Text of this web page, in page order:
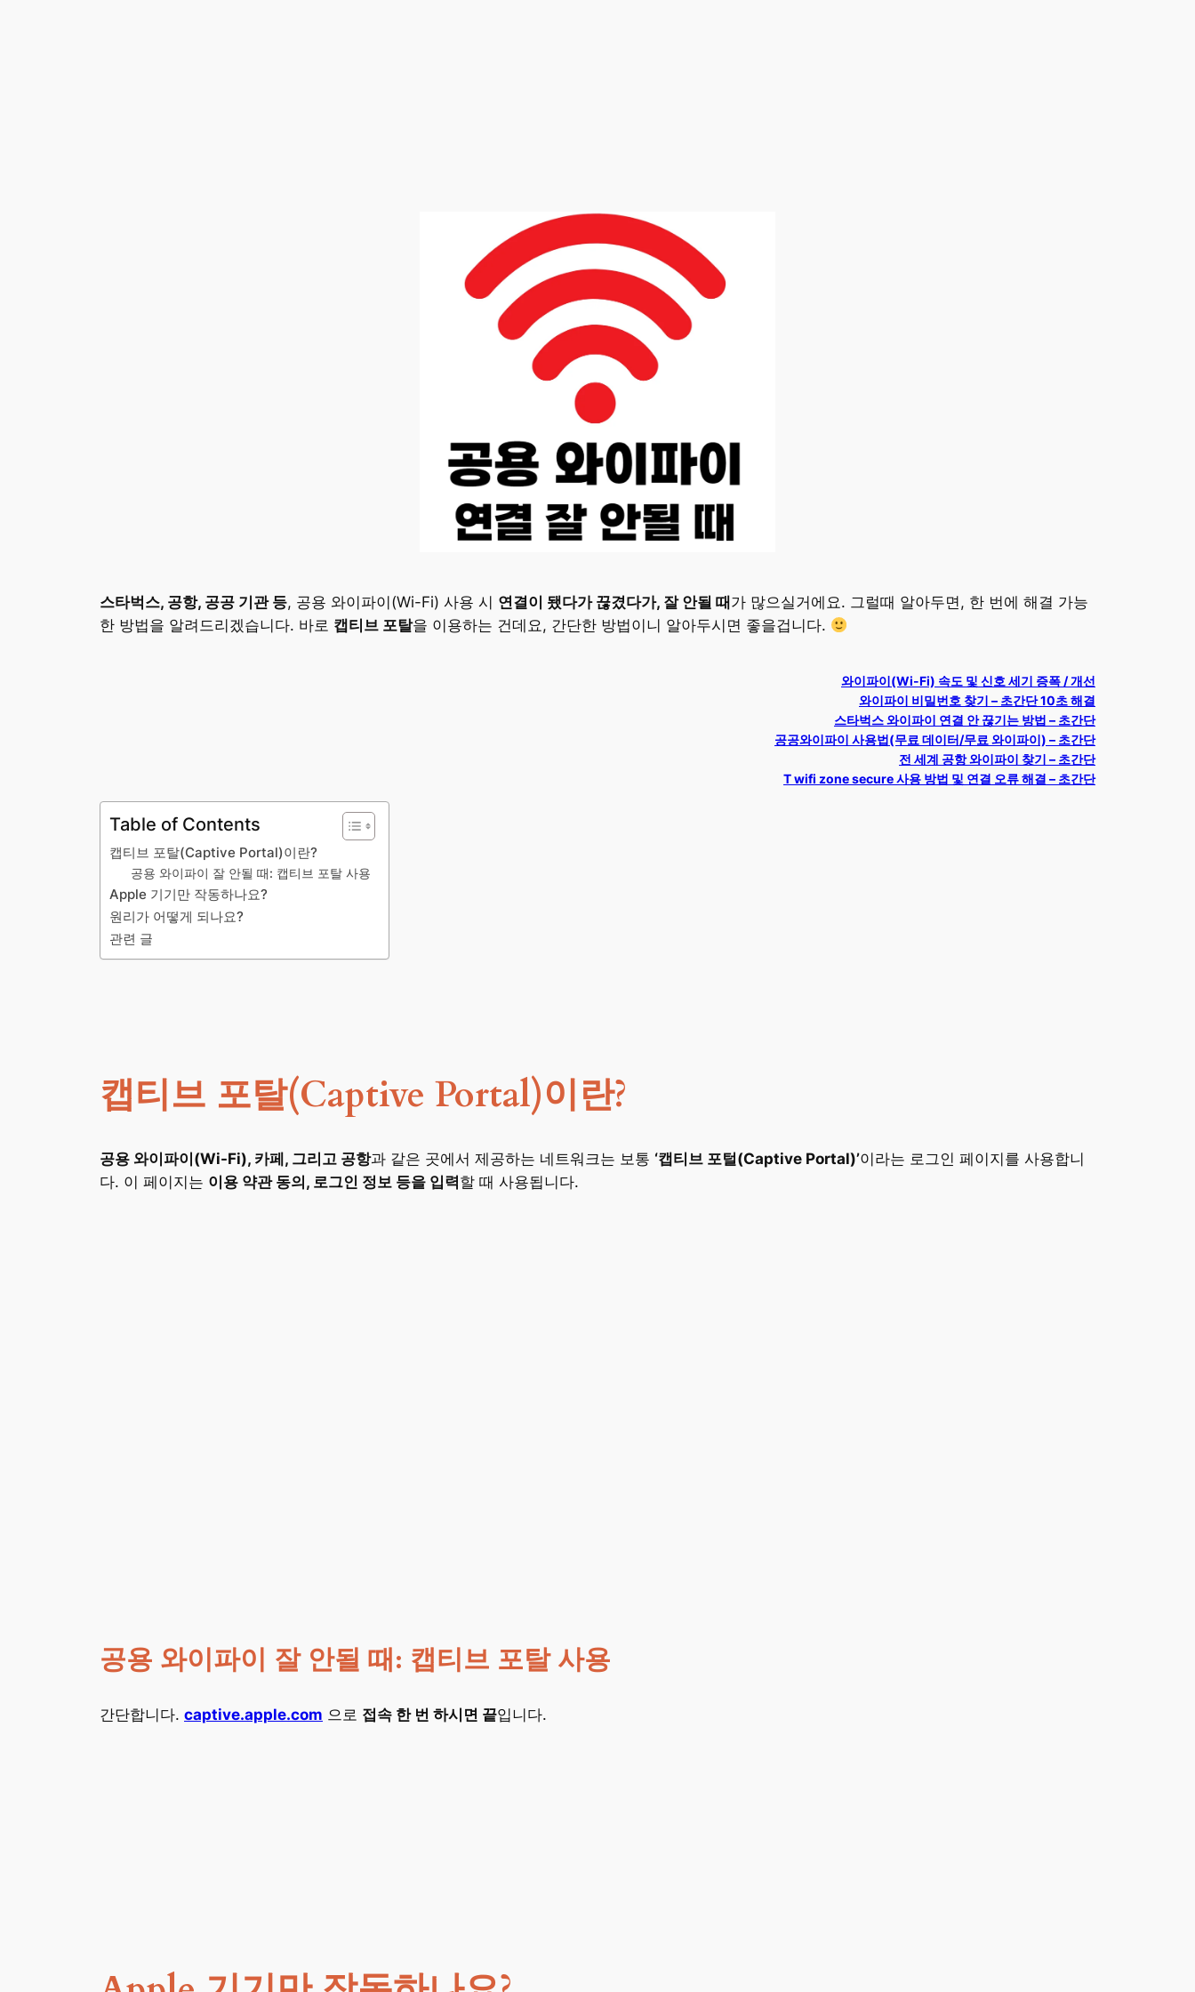
스타벅스, 공항, 공공 기관 등, 공용 와이파이(Wi-Fi) 사용 시 연결이 됐다가 끊겼다가, 잘 안될 때가 많으실거에요. 그럴때 알아두면, 한 번에 해결 가능
한 방법을 알려드리겠습니다. 바로 캡티브 포탈을 이용하는 건데요, 간단한 방법이니 알아두시면 좋을겁니다.
와이파이(Wi-Fi) 속도 및 신호 세기 증폭 / 개선
와이파이 비밀번호 찾기 – 초간단 10초 해결
스타벅스 와이파이 연결 안 끊기는 방법 – 초간단
공공와이파이 사용법(무료 데이터/무료 와이파이) – 초간단
전 세계 공항 와이파이 찾기 – 초간단
T wifi zone secure 사용 방법 및 연결 오류 해결 – 초간단
Table of Contents
캡티브 포탈(Captive Portal)이란?
공용 와이파이 잘 안될 때: 캡티브 포탈 사용
Apple 기기만 작동하나요?
원리가 어떻게 되나요?
관련 글
캡티브 포탈(Captive Portal)이란?
공용 와이파이(Wi-Fi), 카페, 그리고 공항과 같은 곳에서 제공하는 네트워크는 보통 ‘캡티브 포털(Captive Portal)’이라는 로그인 페이지를 사용합니
다. 이 페이지는 이용 약관 동의, 로그인 정보 등을 입력할 때 사용됩니다.
공용 와이파이 잘 안될 때: 캡티브 포탈 사용
간단합니다. captive.apple.com 으로 접속 한 번 하시면 끝입니다.